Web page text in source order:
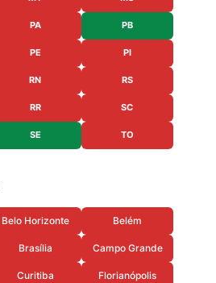
PA PB
PE PI
RN RS
RR SC
SE TO
Belo Horizonte Belém
Brasília Campo Grande
Curitiba Florianópolis